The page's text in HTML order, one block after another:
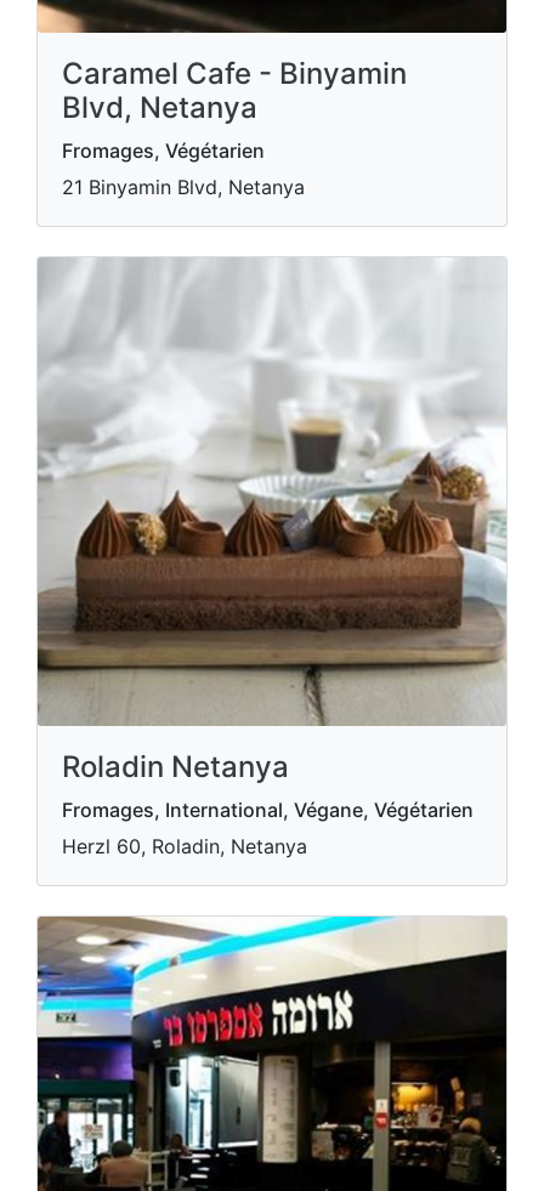
Caramel Cafe - Binyamin
Blvd, Netanya
Fromages, Végétarien
21 Binyamin Blvd, Netanya
Roladin Netanya
Fromages, International, Végane, Végétarien
Herzl 60, Roladin, Netanya